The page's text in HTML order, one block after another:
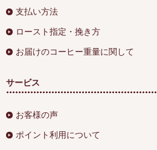
支払い方法
ロースト指定・挽き方
お届けのコーヒー重量に関して
サービス
お客様の声
ポイント利用について